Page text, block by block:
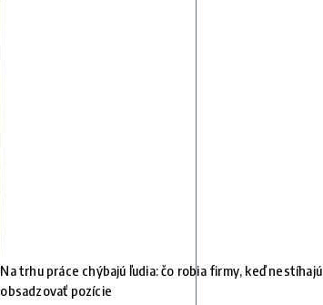
Na trhu práce chýbajú ľudia: čo robia firmy, keď nestíhajú
obsadzovať pozície